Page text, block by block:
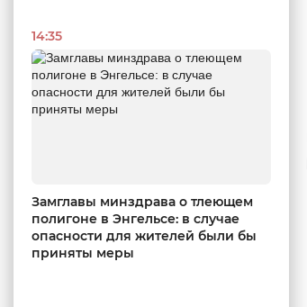
14:35
Замглавы минздрава о тлеющем
полигоне в Энгельсе: в случае
опасности для жителей были бы
приняты меры